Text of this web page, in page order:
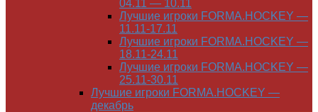
04.11 — 10.11
Лучшие игроки FORMA.HOCKEY —
11.11-17.11
Лучшие игроки FORMA.HOCKEY —
18.11-24.11
Лучшие игроки FORMA.HOCKEY —
25.11-30.11
Лучшие игроки FORMA.HOCKEY —
декабрь